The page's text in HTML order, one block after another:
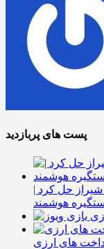
پست های پربازدید
حل کرد |
هوشمند
های ارزی